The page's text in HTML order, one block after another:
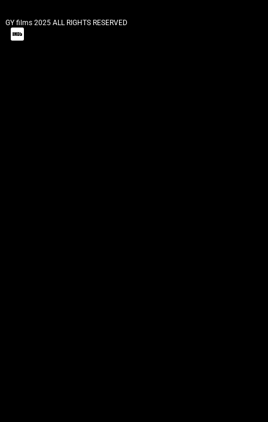
GY films 2025 ALL RIGHTS RESERVED